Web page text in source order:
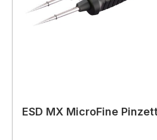
ESD MX MicroFine